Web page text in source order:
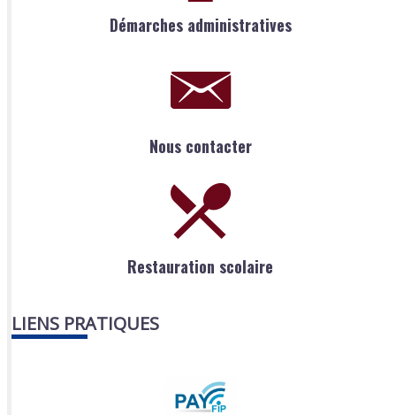
Démarches administratives
Nous contacter
Restauration scolaire
LIENS PRATIQUES